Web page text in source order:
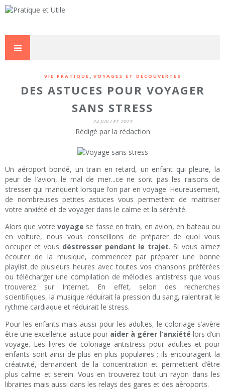
VIE PRATIQUE , VOYAGES ET DÉCOUVERTES
DES ASTUCES POUR VOYAGER
SANS STRESS
24 JUILLET 2023
Rédigé par la rédaction
Un aéroport bondé, un train en retard, un enfant qui pleure, la
peur de l’avion, le mal de mer...ce ne sont pas les raisons de
stresser qui manquent lorsque l’on par en voyage. Heureusement,
de nombreuses petites astuces vous permettent de maitriser
votre anxiété et de voyager dans le calme et la sérénité.
Alors que votre voyage se fasse en train, en avion, en bateau ou
en voiture, nous vous conseillons de préparer de quoi vous
occuper et vous déstresser pendant le trajet. Si vous aimez
écouter de la musique, commencez par préparer une bonne
playlist de plusieurs heures avec toutes vos chansons préférées
ou télécharger une compilation de mélodies antistress que vous
trouverez sur Internet. En effet, selon des recherches
scientifiques, la musique réduirait la pression du sang, ralentirait le
rythme cardiaque et réduirait le stress.
Pour les enfants mais aussi pour les adultes, le coloriage s’avère
être une excellente astuce pour aider à gérer l’anxiété lors d’un
voyage. Les livres de coloriage antistress pour adultes et pour
enfants sont ainsi de plus en plus populaires ; ils encouragent la
créativité, demandent de la concentration et permettent d’être
plus calme et serein. Vous en trouverez tout un rayon dans les
librairies mais aussi dans les relays des gares et des aéroports.